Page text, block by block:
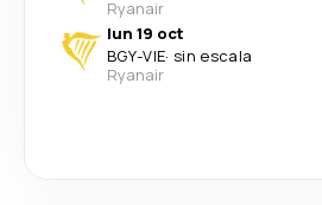
Ryanair
lun 19 oct
BGY-VIE· sin escala
Ryanair